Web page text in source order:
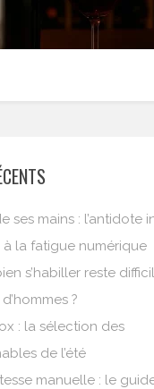
ses mains : l’antidote
à la fatigue numérique
s’habiller reste
?
: la sélection des
de l’été
manuelle : le